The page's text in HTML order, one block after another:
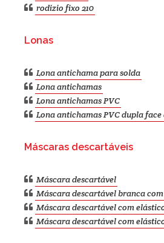
rodizio fixo 210
Lonas
Lona antichama para solda
Lona antichamas
Lona antichamas PVC
Lona antichamas PVC dupla
Máscaras descartáveis
Máscara descartável
Máscara descartável branca
Máscara descartável com
Máscara descartável com